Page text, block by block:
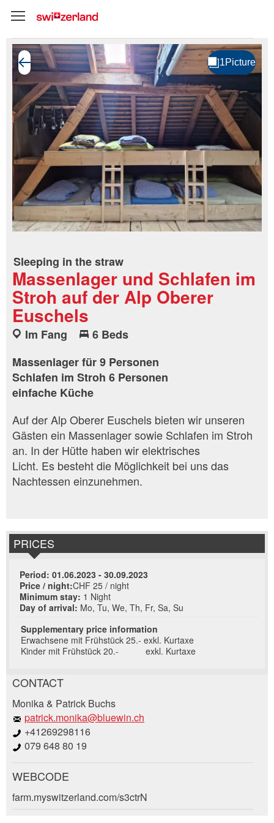
Sleeping in the straw
Massenlager und Schlafen im
Stroh auf der Alp Oberer
Euschels
Im Fang
6 Beds
Massenlager für 9 Personen
Schlafen im Stroh 6 Personen
einfache Küche
Auf der Alp Oberer Euschels bieten wir unseren
Gästen ein Massenlager sowie Schlafen im Stroh
an. In der Hütte haben wir elektrisches
Licht. Es besteht die Möglichkeit bei uns das
Nachtessen einzunehmen.
PRICES
Period: 01.06.2023 - 30.09.2023
Price / night:
CHF 25 / night
Minimum stay: 1 Night
Day of arrival: Mo, Tu, We, Th, Fr, Sa, Su
Supplementary price information
Erwachsene mit Frühstück 25.- exkl. Kurtaxe
Kinder mit Frühstück 20.- exkl. Kurtaxe
Report ad
Your feedback is greatly appreciated!
Ad is outdated
Ad is incomplete
Recommend the ad
Recommend this ad to friends.
CONTACT
Monika & Patrick Buchs
patrick.monika@bluewin.ch
+41269298116
079 648 80 19
Booking request
WEBCODE
farm.myswitzerland.com/s3ctrN